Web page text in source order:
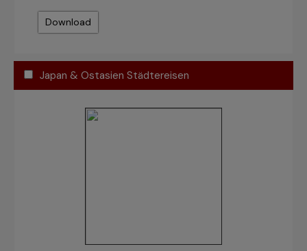
Download
Japan & Ostasien Städtereisen